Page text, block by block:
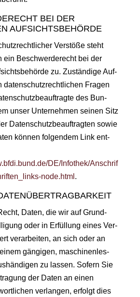
BEI DER
AUFSICHTSBEHÖRDE
Ver­stöße ste­ht
ein Beschw­erderecht bei der
zu. Zuständi­ge Auf­
daten­schutzrechtlichen Fra­gen
des Bun­
unser Unternehmen seinen Sitz
Daten­schutzbeauf­tragten sowie
kön­nen fol­gen­dem Link ent­
DE/Infothek/Anschrif
node.html .
Dat­en, die wir auf Grund­
oder in Erfül­lung eines Ver­
ver­ar­beit­en, an sich oder an
gängi­gen, maschi­nen­les­
zu lassen. Sofern Sie
der Dat­en an einen
ver­lan­gen, erfol­gt dies